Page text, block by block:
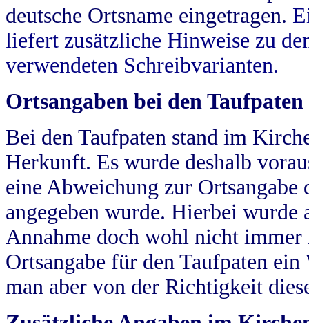
deutsche Ortsname eingetragen.
liefert zusätzliche Hinweise zu
verwendeten Schreibvarianten.
Ortsangaben bei den Taufpaten
Bei den Taufpaten stand im
Herkunft. Es wurde deshalb
eine Abweichung zur
angegeben wurde. Hierbei wurde
Annahme doch wohl nicht
Ortsangabe für den Taufpaten
man aber von der Richtigkeit